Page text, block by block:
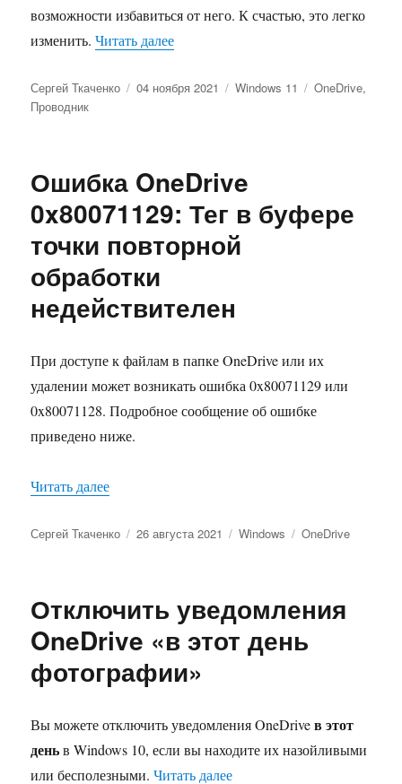
возможности избавиться от него. К счастью, это легко
изменить.Читать далее«Как в Windows 11 удалить
Автор
Сергей Ткаченко Опубликовано
04 ноября 2021 Рубрики
Windows 11 Метки
OneDrive,
Проводник
Ошибка OneDrive
0x80071129: Тег в буфере
точки повторной
обработки
недействителен
При доступе к файлам в папке OneDrive или их
удалении может возникать ошибка 0x80071129 или
0x80071128. Подробное сообщение об ошибке
приведено ниже.
Читать далее«Ошибка OneDrive 0x80071129: Тег в буфере
Автор
Сергей Ткаченко Опубликовано
26 августа 2021 Рубрики
Windows Метки
OneDrive
Отключить уведомления
OneDrive «в этот день
фотографии»
Вы можете отключить уведомления OneDriveв этот
деньв Windows 10, если вы находите их назойливыми
или бесполезными.Читать далее«Отключить уведомления